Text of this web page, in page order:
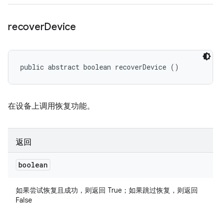
recoverDevice
public abstract boolean recoverDevice ()
在设备上调用恢复功能。
返回
boolean
如果尝试恢复且成功，则返回 True；如果跳过恢复，则返回
False